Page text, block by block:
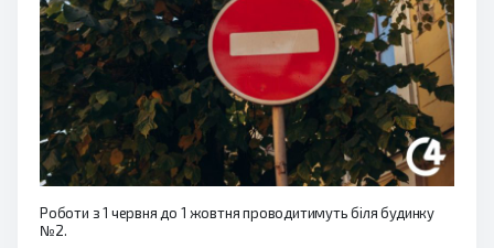
Роботи з 1 червня до 1 жовтня проводитимуть біля будинку
№2.